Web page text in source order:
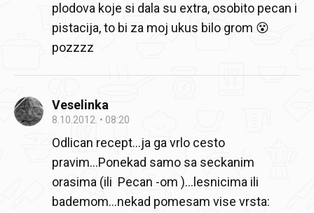
plodova koje si dala su extra, osobito pecan i
pistacija, to bi za moj ukus bilo grom 😵
pozzzz
Veselinka
8.10.2012. 08:20
Odlican recept...ja ga vrlo cesto
pravim...Ponekad samo sa seckanim
orasima (ili Pecan -om )...lesnicima ili
bademom...nekad pomesam vise vrsta: